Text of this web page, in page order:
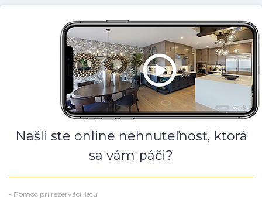
Našli ste online nehnuteľnosť, ktorá
sa vám páči?
- Pomoc pri rezervácii letu